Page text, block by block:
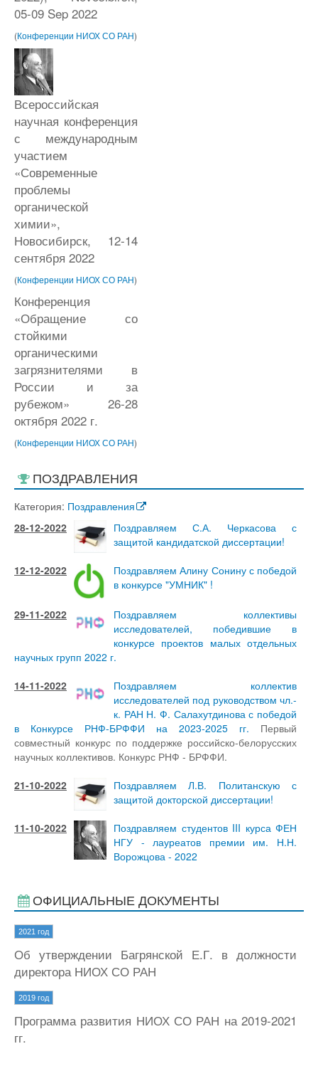
05-09 Sep 2022
(Конференции НИОХ СО РАН)
Всероссийская
научная конференция
с международным
участием
«Современные
проблемы
органической
химии»,
Новосибирск, 12-14
сентября 2022
(Конференции НИОХ СО РАН)
Конференция
«Обращение со
стойкими
органическими
загрязнителями в
России и за
рубежом» 26-28
октября 2022 г.
(Конференции НИОХ СО РАН)
ПОЗДРАВЛЕНИЯ
Категория: Поздравления
28-12-2022
Поздравляем С.А. Черкасова с
защитой кандидатской диссертации!
12-12-2022
Поздравляем Алину Сонину с победой
в конкурсе "УМНИК" !
29-11-2022
Поздравляем коллективы
исследователей, победившие в
конкурсе проектов малых отдельных
научных групп 2022 г.
14-11-2022
Поздравляем коллектив
исследователей под руководством чл.-
к. РАН Н. Ф. Салахутдинова с победой
в Конкурсе РНФ-БРФФИ на 2023-2025 гг. Первый
совместный конкурс по поддержке российско-белорусских
научных коллективов. Конкурс РНФ - БРФФИ.
21-10-2022
Поздравляем Л.В. Политанскую с
защитой докторской диссертации!
11-10-2022
Поздравляем студентов III курса ФЕН
НГУ - лауреатов премии им. Н.Н.
Ворожцова - 2022
ОФИЦИАЛЬНЫЕ ДОКУМЕНТЫ
2021 год
Об утверждении Багрянской Е.Г. в должности
директора НИОХ СО РАН
2019 год
Программа развития НИОХ СО РАН на 2019-2021
гг.